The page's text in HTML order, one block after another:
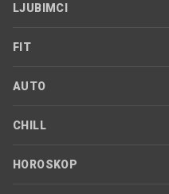
LJUBIMCI
FIT
AUTO
CHILL
HOROSKOP